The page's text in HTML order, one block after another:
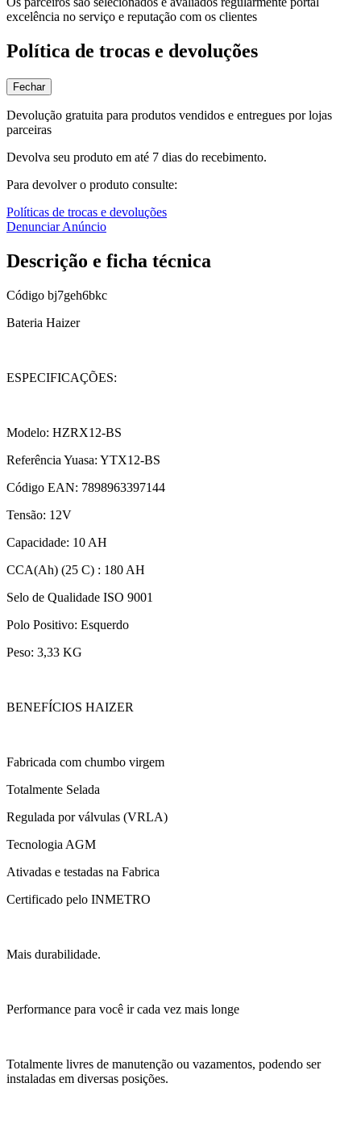
excelência no serviço e reputação com os clientes
Política de trocas e devoluções
Fechar
Devolução gratuita para produtos vendidos e entregues por lojas
parceiras
Devolva seu produto em até 7 dias do recebimento.
Para devolver o produto consulte:
Políticas de trocas e devoluções
Denunciar Anúncio
Descrição e ficha técnica
Código bj7geh6bkc
Bateria Haizer
ESPECIFICAÇÕES:
Modelo: HZRX12-BS
Referência Yuasa: YTX12-BS
Código EAN: 7898963397144
Tensão: 12V
Capacidade: 10 AH
CCA(Ah) (25 C) : 180 AH
Selo de Qualidade ISO 9001
Polo Positivo: Esquerdo
Peso: 3,33 KG
BENEFÍCIOS HAIZER
Fabricada com chumbo virgem
Totalmente Selada
Regulada por válvulas (VRLA)
Tecnologia AGM
Ativadas e testadas na Fabrica
Certificado pelo INMETRO
Mais durabilidade.
Performance para você ir cada vez mais longe
Totalmente livres de manutenção ou vazamentos, podendo ser
instaladas em diversas posições.